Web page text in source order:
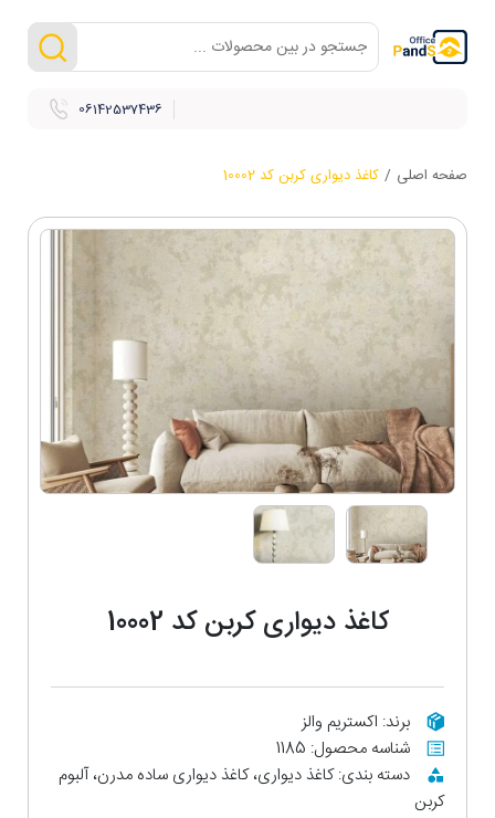
06142537436
صفحه اصلی / کاغذ دیواری کربن کد 10002
کاغذ دیواری کربن کد 10002
برند: اکستریم والز
شناسه محصول: 1185
دسته بندی: کاغذ دیواری، کاغذ دیواری ساده مدرن، آلبوم
کربن